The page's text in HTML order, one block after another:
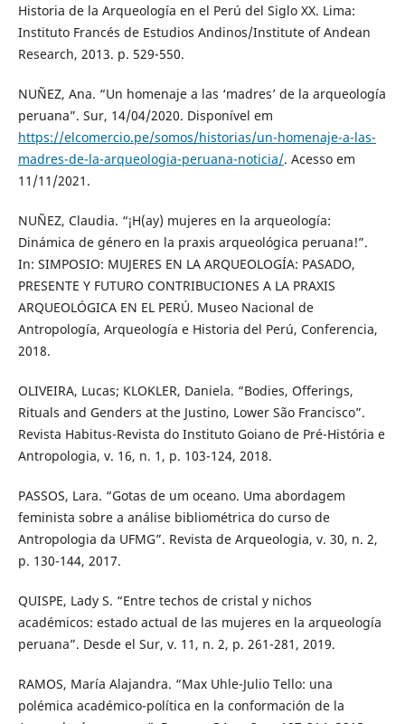
Historia de la Arqueología en el Perú del Siglo XX. Lima:
Instituto Francés de Estudios Andinos/Institute of Andean
Research, 2013. p. 529-550.
NUÑEZ, Ana. “Un homenaje a las ‘madres’ de la arqueología
peruana”. Sur, 14/04/2020. Disponível em
https://elcomercio.pe/somos/historias/un-homenaje-a-las-
madres-de-la-arqueologia-peruana-noticia/. Acesso em
11/11/2021.
NUÑEZ, Claudia. “¡H(ay) mujeres en la arqueología:
Dinámica de género en la praxis arqueológica peruana!”.
In: SIMPOSIO: MUJERES EN LA ARQUEOLOGÍA: PASADO,
PRESENTE Y FUTURO CONTRIBUCIONES A LA PRAXIS
ARQUEOLÓGICA EN EL PERÚ. Museo Nacional de
Antropología, Arqueología e Historia del Perú, Conferencia,
2018.
OLIVEIRA, Lucas; KLOKLER, Daniela. “Bodies, Offerings,
Rituals and Genders at the Justino, Lower São Francisco”.
Revista Habitus-Revista do Instituto Goiano de Pré-História e
Antropologia, v. 16, n. 1, p. 103-124, 2018.
PASSOS, Lara. “Gotas de um oceano. Uma abordagem
feminista sobre a análise bibliométrica do curso de
Antropologia da UFMG”. Revista de Arqueologia, v. 30, n. 2,
p. 130-144, 2017.
QUISPE, Lady S. “Entre techos de cristal y nichos
académicos: estado actual de las mujeres en la arqueología
peruana”. Desde el Sur, v. 11, n. 2, p. 261-281, 2019.
RAMOS, María Alajandra. “Max Uhle-Julio Tello: una
polémica académico-política en la conformación de la